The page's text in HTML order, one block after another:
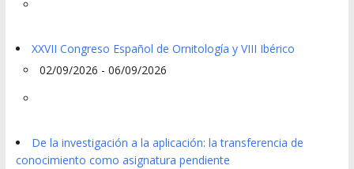
XXVII Congreso Español de Ornitología y VIII Ibérico
02/09/2026 - 06/09/2026
De la investigación a la aplicación: la transferencia de
conocimiento como asignatura pendiente